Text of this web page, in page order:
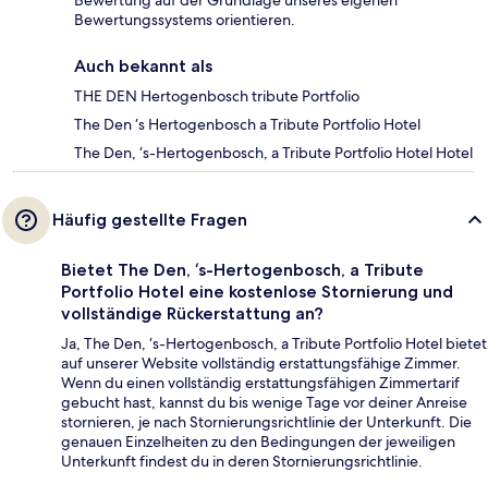
Bewertungssystems orientieren.
Auch bekannt als
THE DEN Hertogenbosch tribute Portfolio
The Den ‘s Hertogenbosch a Tribute Portfolio Hotel
The Den, ‘s-Hertogenbosch, a Tribute Portfolio Hotel Hotel
Häufig gestellte Fragen
Bietet The Den, ‘s-Hertogenbosch, a Tribute
Portfolio Hotel eine kostenlose Stornierung und
vollständige Rückerstattung an?
Ja, The Den, ‘s-Hertogenbosch, a Tribute Portfolio Hotel bietet
auf unserer Website vollständig erstattungsfähige Zimmer.
Wenn du einen vollständig erstattungsfähigen Zimmertarif
gebucht hast, kannst du bis wenige Tage vor deiner Anreise
stornieren, je nach Stornierungsrichtlinie der Unterkunft. Die
genauen Einzelheiten zu den Bedingungen der jeweiligen
Unterkunft findest du in deren Stornierungsrichtlinie.